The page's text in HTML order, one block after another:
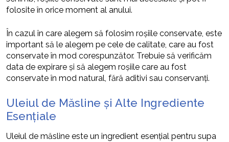
folosite în orice moment al anului.
În cazul în care alegem să folosim roșiile conservate, este
important să le alegem pe cele de calitate, care au fost
conservate în mod corespunzător. Trebuie să verificăm
data de expirare și să alegem roșiile care au fost
conservate în mod natural, fără aditivi sau conservanți.
Uleiul de Măsline și Alte Ingrediente
Esențiale
Uleiul de măsline este un ingredient esențial pentru supa